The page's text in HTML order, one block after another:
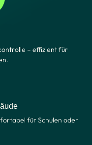
– effizient für
für Schulen oder